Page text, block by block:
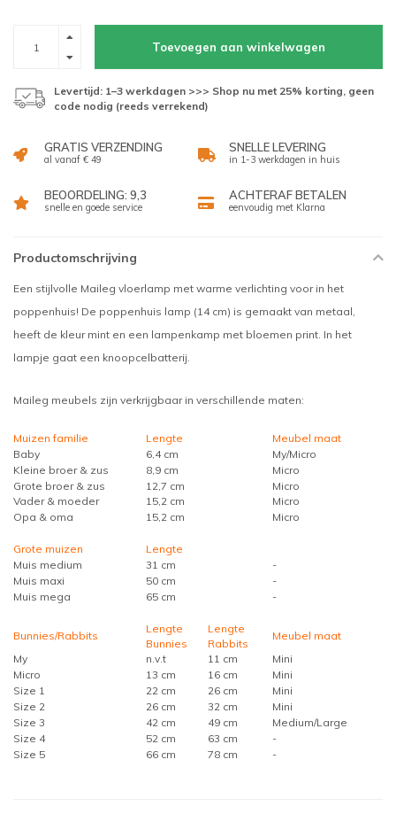
Toevoegen aan winkelwagen
Levertijd: 1–3 werkdagen >>> Shop nu met 25% korting, geen
code nodig (reeds verrekend)
GRATIS VERZENDING
al vanaf € 49
SNELLE LEVERING
in 1-3 werkdagen in huis
BEOORDELING: 9,3
snelle en goede service
ACHTERAF BETALEN
eenvoudig met Klarna
Productomschrijving
Een stijlvolle Maileg vloerlamp met warme verlichting voor in het
poppenhuis! De poppenhuis lamp (14 cm) is gemaakt van metaal,
heeft de kleur mint en een lampenkamp met bloemen print. In het
lampje gaat een knoopcelbatterij.
Maileg meubels zijn verkrijgbaar in verschillende maten:
Muizen familie Lengte
Meubel maat
Baby
6,4 cm
My/Micro
Kleine broer & zus
8,9 cm
Micro
Grote broer & zus
12,7 cm
Micro
Vader & moeder
15,2 cm
Micro
Opa & oma
15,2 cm Micro
Grote muizen
Lengte
Muis medium
31 cm
-
Muis maxi
50 cm
-
Muis mega
65 cm -
Bunnies/Rabbits
Lengte
Bunnies
Lengte
Rabbits
Meubel maat
My
n.v.t 11 cm
Mini
Micro
13 cm 16 cm
Mini
Size 1
22 cm 26 cm
Mini
Size 2
26 cm 32 cm
Mini
Size 3
42 cm 49 cm
Medium/Large
Size 4
52 cm 63 cm
-
Size 5
66 cm 78 cm -